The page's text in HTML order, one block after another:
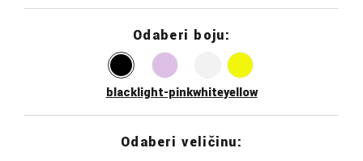
Odaberi boju:
blacklight-pinkwhiteyellow
Odaberi veličinu: